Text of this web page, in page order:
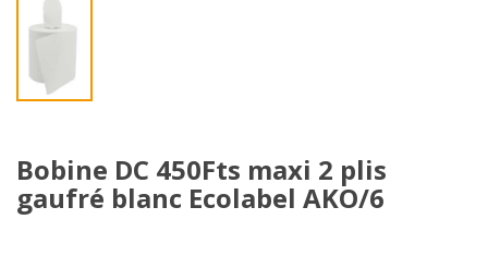
Bobine DC 450Fts maxi 2 plis
gaufré blanc Ecolabel AKO/6